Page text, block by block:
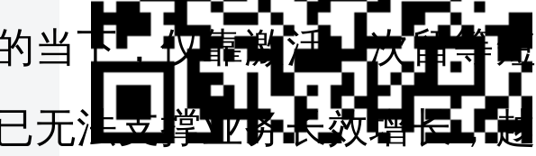
当下，仅靠激活、次留等短
无法支撑业务长效增长，越